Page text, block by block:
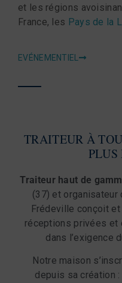
et les régions
France, les Pays de la
EVÉNEMENTIEL
TRAITEUR À
PLUS
Traiteur haut de
(37) et
Frédeville conçoit
réceptions privées et
dans l’exigence
Notre maison
depuis sa création